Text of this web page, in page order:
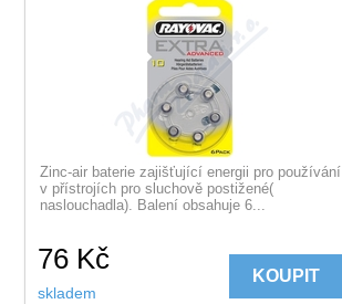
Zinc-air baterie zajišťující energii pro používání
v přístrojích pro sluchově postižené(
naslouchadla). Balení obsahuje 6...
76 Kč
skladem
KOUPIT